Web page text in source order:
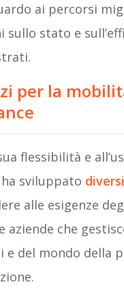
ai percorsi
sullo stato e
per la
flessibilità e
sviluppato
alle esigenze
aziende che
e del mondo della